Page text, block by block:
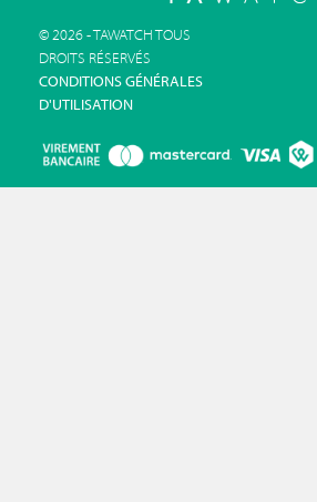
© 2026 - TAWATCH TOUS
DROITS RÉSERVÉS
CONDITIONS GÉNÉRALES
D'UTILISATION